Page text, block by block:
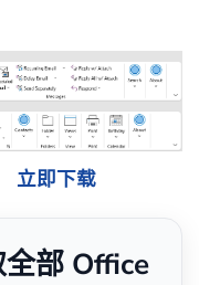
立即下载
部 Office